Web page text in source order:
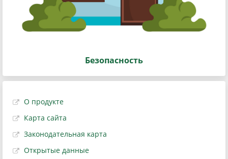
Безопасность
О продукте
Карта сайта
Законодательная карта
Открытые данные